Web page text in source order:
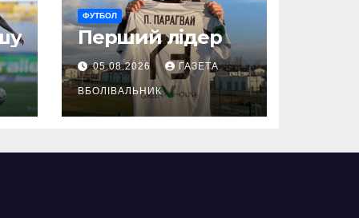
ФУТБОЛ
Перший лідер
05.08.2026 ГАЗЕТА
ВБОЛІВАЛЬНИК